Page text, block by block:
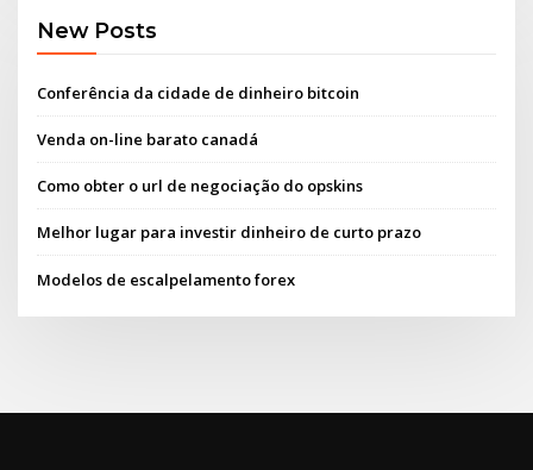
New Posts
Conferência da cidade de dinheiro bitcoin
Venda on-line barato canadá
Como obter o url de negociação do opskins
Melhor lugar para investir dinheiro de curto prazo
Modelos de escalpelamento forex